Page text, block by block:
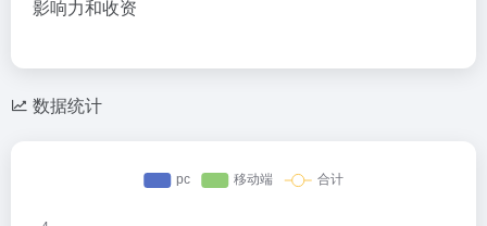
影响力和收资
数据统计